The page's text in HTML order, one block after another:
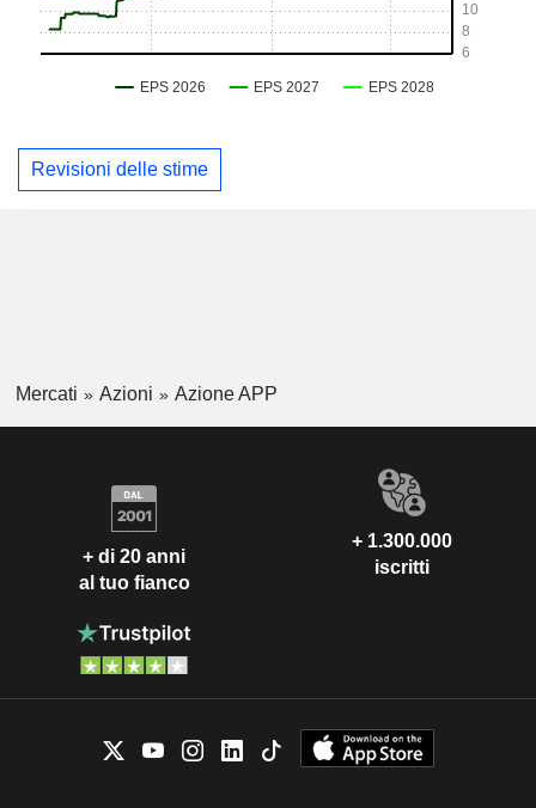
Revisioni delle stime
Mercati Azioni Azione APP
+ di 20 anni
al tuo fianco
+ 1.300.000
iscritti